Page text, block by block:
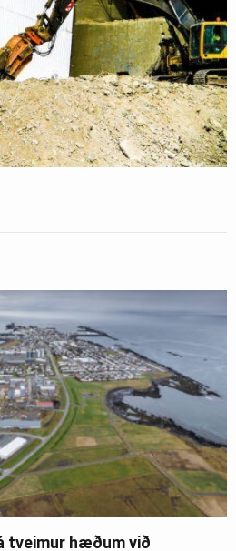
tveimur hæðum við